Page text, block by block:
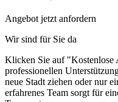
Angebot jetzt anfordern
Wir sind für Sie da
Klicken Sie auf "Kostenlose
professionellen
neue Stadt ziehen oder nur
erfahrenes Team sorgt für